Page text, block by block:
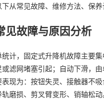
从常见故障、维修方法、保
见故障与原因分析
计，固定式升降机故障主要
滤网堵塞引起；自动下滑，
现为：按钮失灵、接触器不
磨损、剪叉臂变形、销轴松